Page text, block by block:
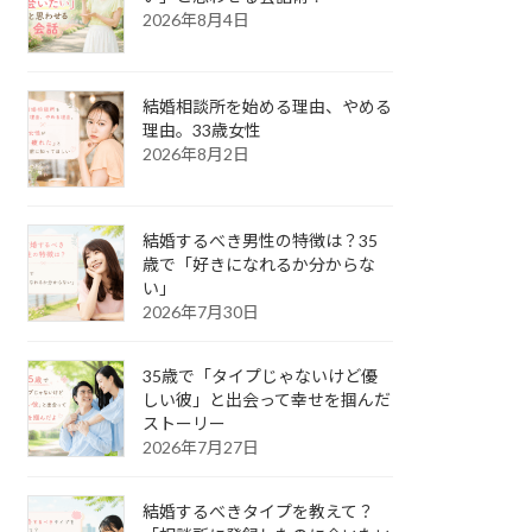
2026年8月4日
結婚相談所を始める理由、やめる
理由。33歳女性
2026年8月2日
結婚するべき男性の特徴は？35
歳で「好きになれるか分からな
い」
2026年7月30日
35歳で「タイプじゃないけど優
しい彼」と出会って幸せを掴んだ
ストーリー
2026年7月27日
結婚するべきタイプを教えて？